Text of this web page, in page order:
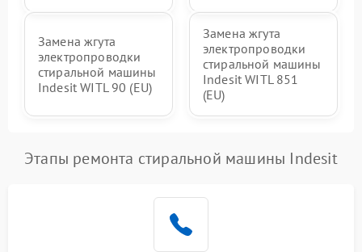
Замена жгута
электропроводки
стиральной машины
Indesit WITL 90 (EU)
Замена жгута
электропроводки
стиральной машины
Indesit WITL 851
(EU)
Этапы ремонта стиральной машины Indesit